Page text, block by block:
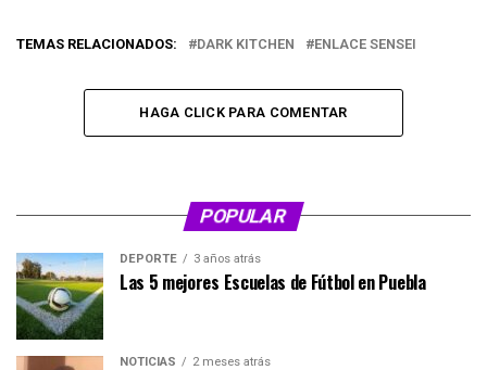
TEMAS RELACIONADOS: DARK KITCHEN ENLACE SENSEI
HAGA CLICK PARA COMENTAR
POPULAR
DEPORTE 3 años atrás
Las 5 mejores Escuelas de Fútbol en Puebla
NOTICIAS 2 meses atrás